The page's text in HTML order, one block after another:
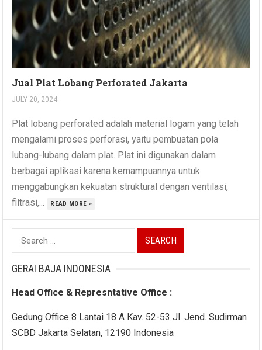
Jual Plat Lobang Perforated Jakarta
JULY 20, 2024
Plat lobang perforated adalah material logam yang telah
mengalami proses perforasi, yaitu pembuatan pola
lubang-lubang dalam plat. Plat ini digunakan dalam
berbagai aplikasi karena kemampuannya untuk
menggabungkan kekuatan struktural dengan ventilasi,
filtrasi,...
READ MORE »
Search
for:
GERAI BAJA INDONESIA
Head Office & Represntative Office :
Gedung Office 8 Lantai 18 A Kav. 52-53 Jl. Jend. Sudirman
SCBD Jakarta Selatan, 12190 Indonesia